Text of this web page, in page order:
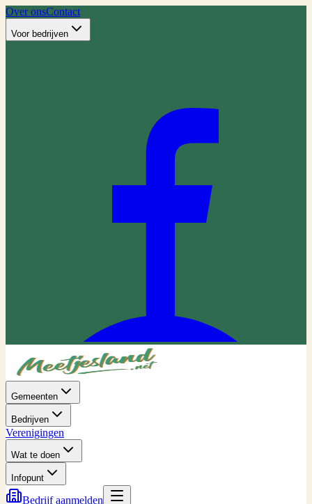
Over onsContact
Voor bedrijven
Gemeenten
Bedrijven
Verenigingen
Wat te doen
Infopunt
Bedrijf aanmelden